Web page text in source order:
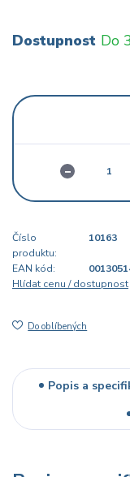
Dostupnost Do
Číslo
produktu:
10163
EAN kód:
Hlídat cenu / dostupnost
Do oblíbených
Popis a